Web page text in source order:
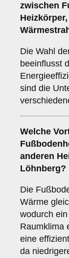
zwischen
Heizkörper,
Die Wahl
beeinflusst
sind die
Welche
anderen
Löhnberg?
Die
Wärme
wodurch
Raumklima
eine
da